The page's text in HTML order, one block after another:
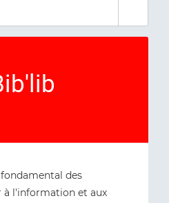
des
à l'information et aux